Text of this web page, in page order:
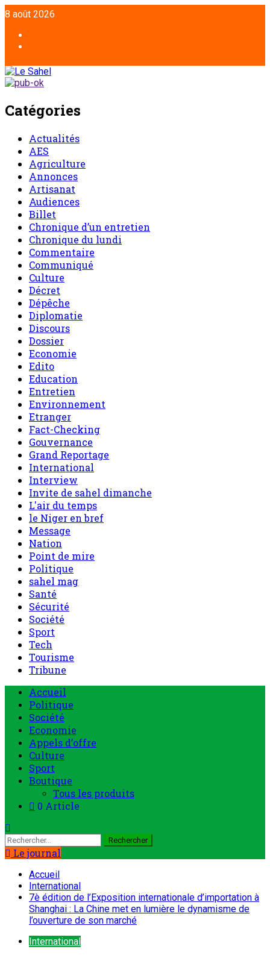
8 août 2026
Catégories
Actualités
AES
Agriculture
Annonces
Artisanat
Audiences
Billet
Chronique d’un entretien
Chronique du lundi
Commentaire
Communiqué
Culture
Décret
Dépêche
Diplomatie
Discours
Dossier
Economie
Edito
Education
Entretien
Environnement
Etranger
Fact-Checking
Gouvernance
Grand Reportage
International
Interview
Invite de sahel dimanche
L'air du temps
le Niger en bref
Message
Nation
Point de mire
Politique
sahel mag
Santé
Sécurité
Société
Sport
Tech
Tourisme
Tribune
Accueil
Politique
Société
Economie
Appels d’offre
Culture
Sport
Boutique
Tous les produits
0 Article
Le journal
Accueil
International
7è édition de l’Exposition internationale d’importation à
Shanghai : La Chine met en lumière le dynamisme de
l’ouverture de son marché
International